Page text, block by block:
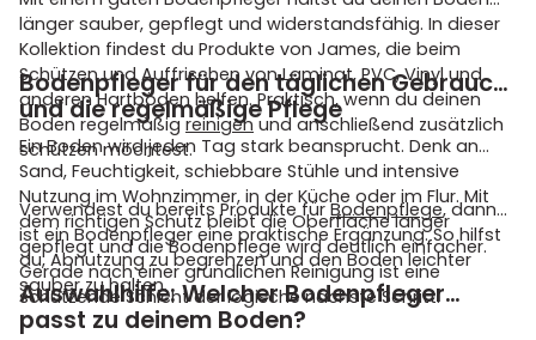
länger sauber, gepflegt und widerstandsfähig. In dieser
Kollektion findest du Produkte von James, die beim
Schützen und Auffrischen von Laminat, PVC, Vinyl und
anderen Hartböden helfen. Praktisch, wenn du deinen
Boden regelmäßigreinigenund anschließend zusätzlich
schützen möchtest.
Bodenpfleger für den täglichen Gebrauch
und die regelmäßige Pflege
Ein Boden wird jeden Tag stark beansprucht. Denk an
Sand, Feuchtigkeit, schiebbare Stühle und intensive
Nutzung im Wohnzimmer, in der Küche oder im Flur. Mit
dem richtigen Schutz bleibt die Oberfläche länger
gepflegt und die Bodenpflege wird deutlich einfacher.
Gerade nach einer gründlichen Reinigung ist eine
schützende Schicht der logische nächste Schritt.
Verwendest du bereits Produkte fürBodenpflege, dann
ist ein Bodenpfleger eine praktische Ergänzung. So hilfst
du, Abnutzung zu begrenzen und den Boden leichter
sauber zu halten.
Auswahlhilfe: Welcher Bodenpfleger
passt zu deinem Boden?